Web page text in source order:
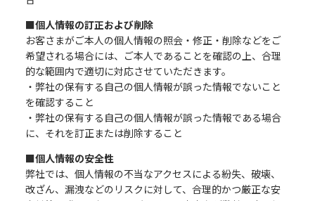
■個人情報の訂正および削除
お客さまがご本人の個人情報の照会・修正・削除などをご
希望される場合には、ご本人であることを確認の上、合理
的な範囲内で適切に対応させていただきます。
・弊社の保有する自己の個人情報が誤った情報でないこと
を確認すること
・弊社の保有する自己の個人情報が誤った情報である場合
に、それを訂正または削除すること
■個人情報の安全性
弊社では、個人情報の不当なアクセスによる紛失、破壊、
改ざん、漏洩などのリスクに対して、合理的かつ厳正な安